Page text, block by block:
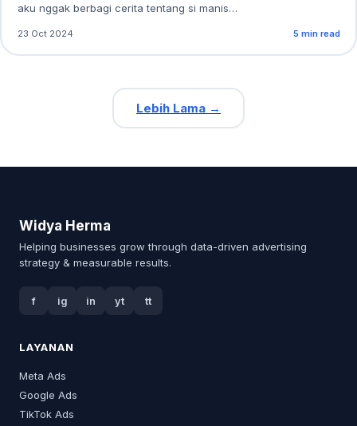
aku nggak berbagi cerita tentang si manis…
23 Oct 2024 5 min read
Lebih Lama →
Widya Herma
Helping businesses grow through data-driven advertising
strategy & measurable results.
f ig in yt tt
LAYANAN
Meta Ads
Google Ads
TikTok Ads